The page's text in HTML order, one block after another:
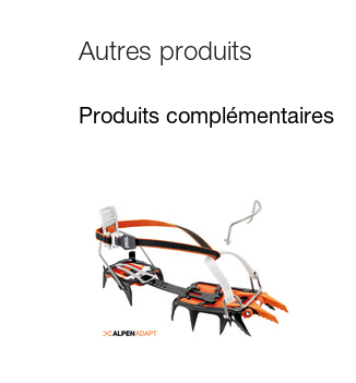
Autres produits
Produits complémentaires